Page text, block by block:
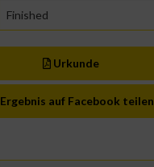
Finished
Urkunde
Ergebnis auf Facebook teilen